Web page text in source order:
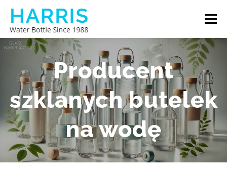
Przejdź
treści
Menu
BUTELKA NA WODĘ HARRIS O NAS
SKONTAKTUJ SIĘ Z NAMI
Producent
szklanych butelek
na wodę